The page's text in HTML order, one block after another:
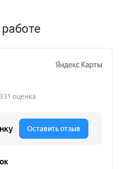
современный вид.
клеевые и штукатурные
и фасадные дюбели.
поверхность клеятся
такие как
к стене. После
дюбелями. Затем
фасадной краской.